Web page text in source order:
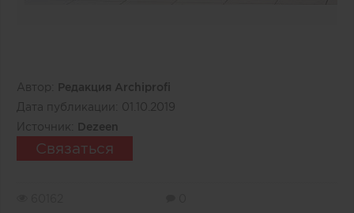
Автор:
Редакция Archiprofi
Дата публикации: 01.10.2019
Источник:
Dezeen
Связаться